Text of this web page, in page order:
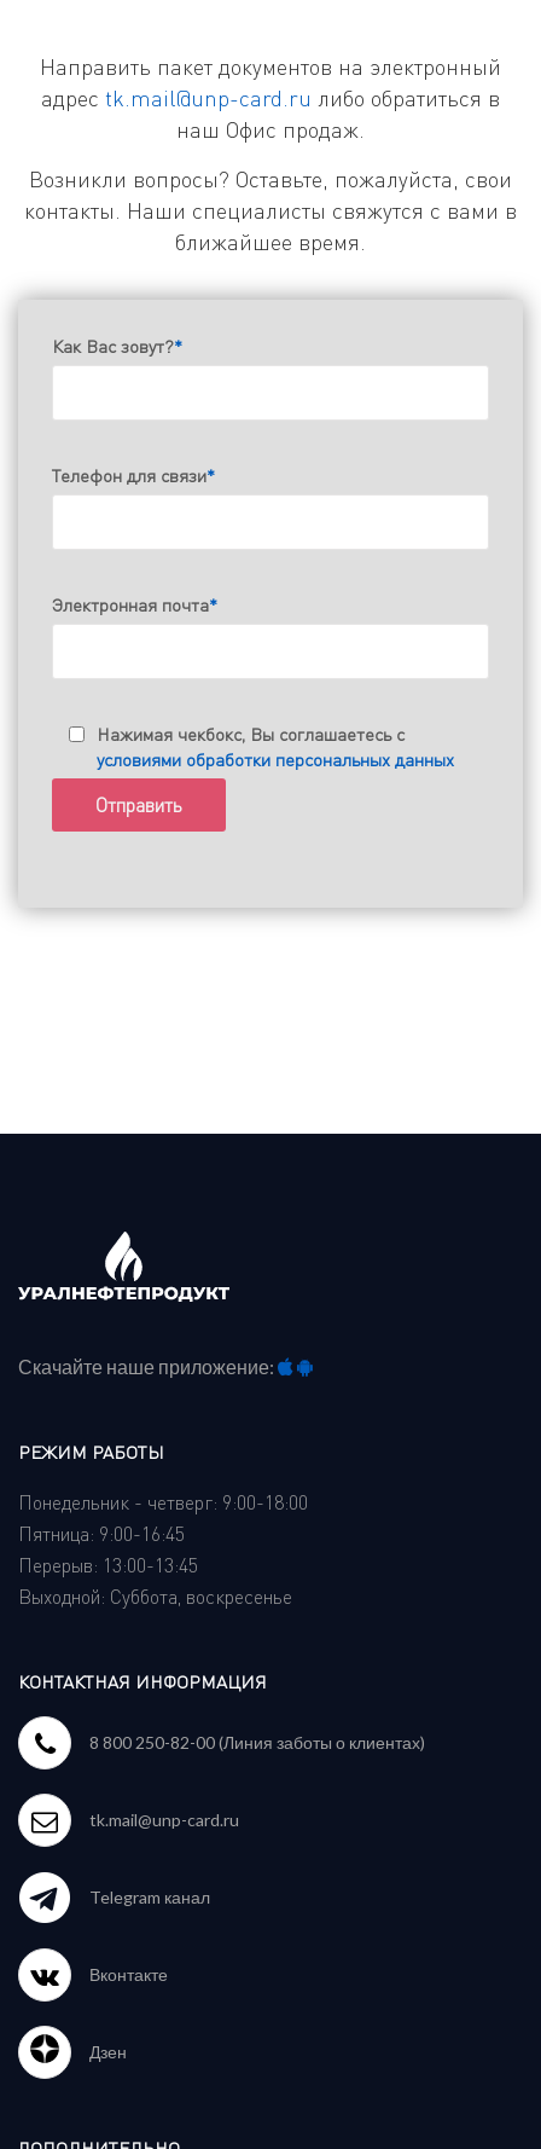
Направить пакет документов на электронный
адрес tk.mail@unp-card.ru либо обратиться в
наш Офис продаж.
Возникли вопросы? Оставьте, пожалуйста, свои
контакты. Наши специалисты свяжутся с вами в
ближайшее время.
Как Вас зовут?*
Телефон для связи*
Электронная почта*
Нажимая чекбокс, Вы соглашаетесь с
условиями обработки персональных данных
Скачайте наше приложение:
РЕЖИМ РАБОТЫ
Понедельник - четверг: 9:00-18:00
Пятница: 9:00-16:45
Перерыв: 13:00-13:45
Выходной: Суббота, воскресенье
КОНТАКТНАЯ ИНФОРМАЦИЯ
8 800 250-82-00 (Линия заботы о клиентах)
tk.mail@unp-card.ru
Telegram канал
Вконтакте
Дзен